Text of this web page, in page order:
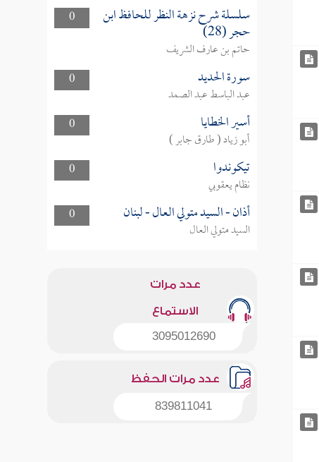
0
سلسلة شرح نزهة النظر للحافظ ابن
حجر (28)
حاتم بن عارف الشريف
0
سورة الحديد
عبد الباسط عبد الصمد
0
أسير الخطايا
أبو زياد ( طارق جابر )
0
تيكوندوا
نظام يعقوبي
0
أذان - السيد متولي العال - لبنان
السيد متولي العال
عدد مرات
الاستماع
3095012690
عدد مرات الحفظ
839811041